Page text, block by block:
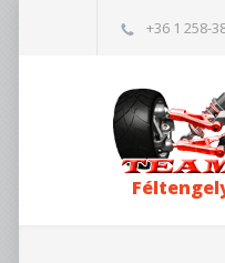
+36 1 258-
Féltengely